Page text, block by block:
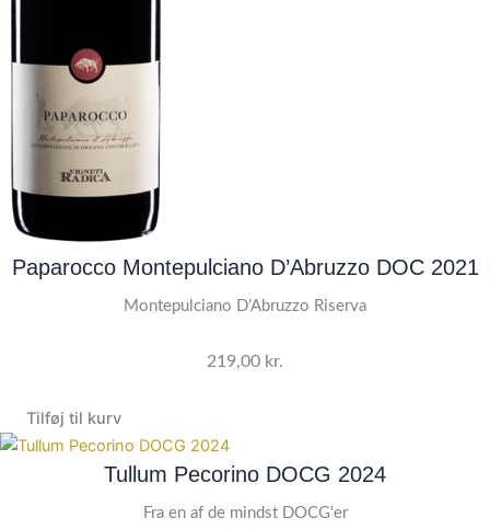
Paparocco Montepulciano D’Abruzzo DOC 2021
Montepulciano D’Abruzzo Riserva
219,00 kr.
Tilføj til kurv
Tullum Pecorino DOCG 2024
Fra en af de mindst DOCG'er